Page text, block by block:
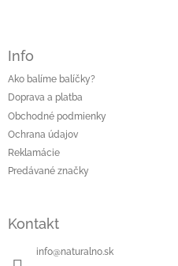
Info
Ako balíme balíčky?
Doprava a platba
Obchodné podmienky
Ochrana údajov
Reklamácie
Predávané značky
Kontakt
info@naturalno.sk